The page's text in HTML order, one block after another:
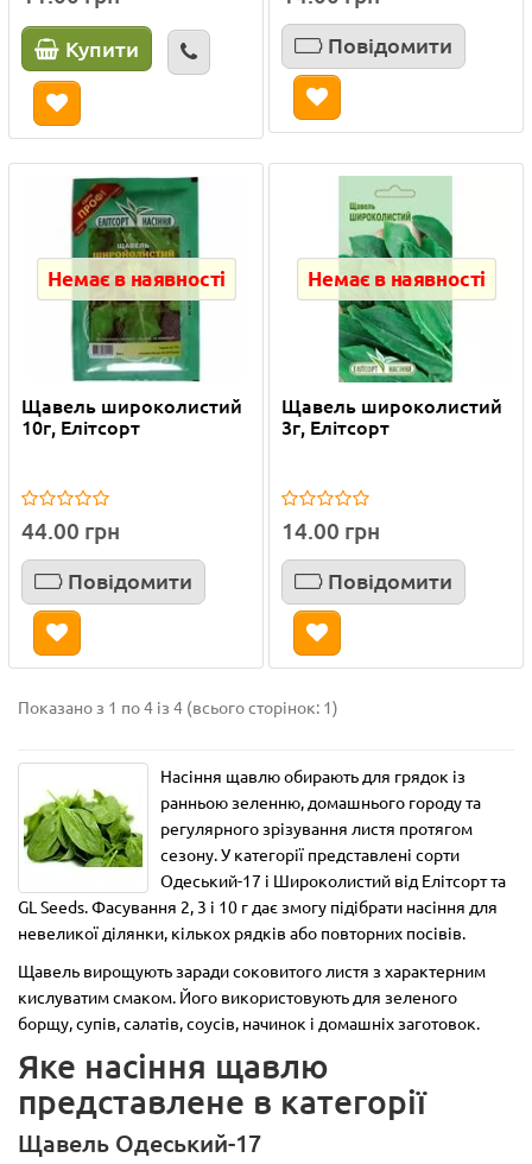
Купити Повідомити
Немає в наявності
Щавель широколистий
10г, Елітсорт
44.00 грн
Повідомити
Немає в наявності
Щавель широколистий
3г, Елітсорт
14.00 грн
Повідомити
Показано з 1 по 4 із 4 (всього сторінок: 1)
Насіння щавлю обирають для грядок із
ранньою зеленню, домашнього городу та
регулярного зрізування листя протягом
сезону. У категорії представлені сорти
Одеський-17 і Широколистий від Елітсорт та
GL Seeds. Фасування 2, 3 і 10 г дає змогу підібрати насіння для
невеликої ділянки, кількох рядків або повторних посівів.
Щавель вирощують заради соковитого листя з характерним
кислуватим смаком. Його використовують для зеленого
борщу, супів, салатів, соусів, начинок і домашніх заготовок.
Яке насіння щавлю
представлене в категорії
Щавель Одеський-17